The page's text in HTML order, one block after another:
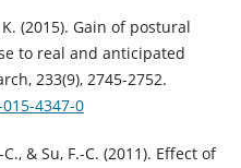
K. (2015). Gain of postural
to real and anticipated
233(9), 2745-2752.
4347-0
& Su, F.-C. (2011). Effect of